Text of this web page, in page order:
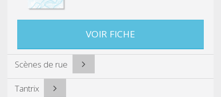
VOIR FICHE
Scènes de rue
Tantrix